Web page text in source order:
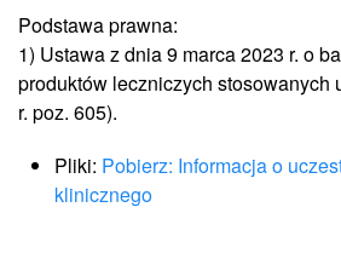
Podstawa prawna:
1) Ustawa z dnia 9 marca 2023 r. o
produktów leczniczych stosowanych
r. poz. 605).
Pliki: Pobierz: Informacja o
klinicznego